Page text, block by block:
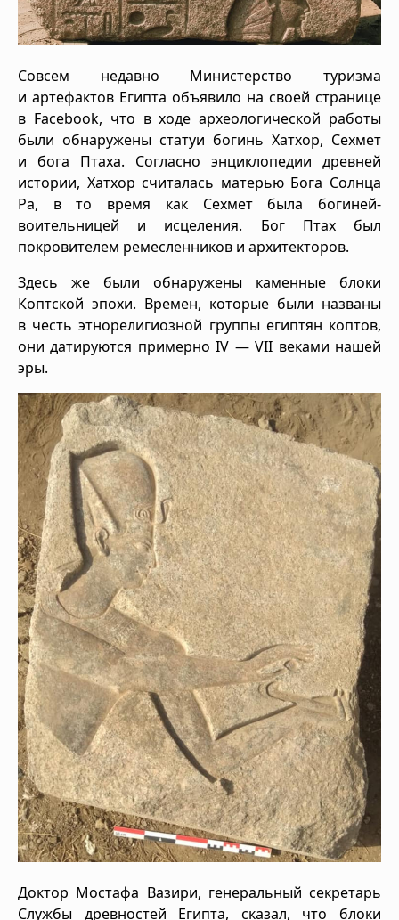
Совсем недавно Министерство туризма
и артефактов Египта объявило на своей странице
в Facebook, что в ходе археологической работы
были обнаружены статуи богинь Хатхор, Сехмет
и бога Птаха. Согласно энциклопедии древней
истории, Хатхор считалась матерью Бога Солнца
Ра, в то время как Сехмет была богиней-
воительницей и исцеления. Бог Птах был
покровителем ремесленников и архитекторов.
Здесь же были обнаружены каменные блоки
Коптской эпохи. Времен, которые были названы
в честь этнорелигиозной группы египтян коптов,
они датируются примерно IV — VII веками нашей
эры.
Доктор Мостафа Вазири, генеральный секретарь
Службы древностей Египта, сказал, что блоки